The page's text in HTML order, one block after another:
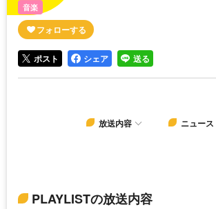
音楽
ポスト シェア 送る
放送内容 ニュース
PLAYLISTの放送内容